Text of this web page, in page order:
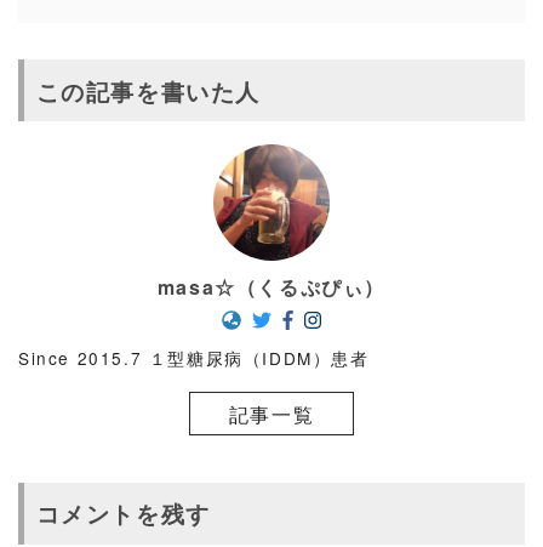
この記事を書いた人
masa☆（くるぷぴぃ）
Since 2015.7 １型糖尿病（IDDM）患者
記事一覧
コメントを残す